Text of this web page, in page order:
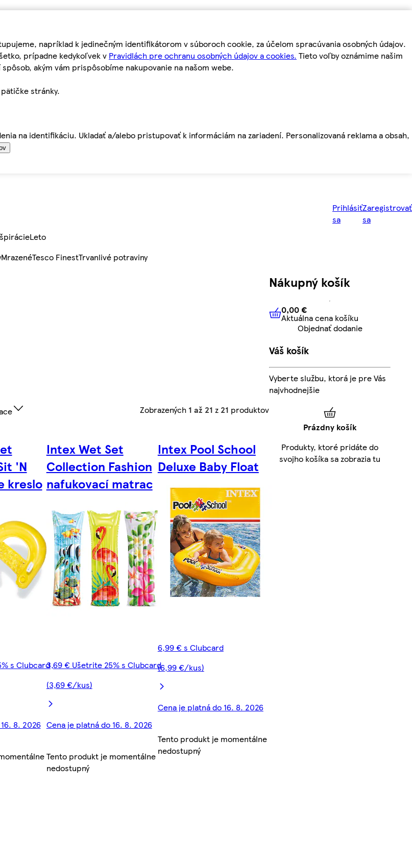
napríklad k jedinečným identifikátorom v súboroch cookie, za účelom spracúvania osobných údajov.
prípadne kedykoľvek v Pravidlách pre ochranu osobných údajov a cookies. Tieto voľby oznámime našim
akým vám prispôsobíme nakupovanie na našom webe.
stránky.
na identifikáciu. Ukladať a/alebo pristupovať k informáciám na zariadení. Personalizovaná reklama a obsah,
Prihlásiť
sa
Zaregistrovať
sa
Leto
MrazenéTesco FinestTrvanlivé potraviny
Zobrazených 1 až 21 z 21 produktov
'N
kreslo
s Clubcard
8. 2026
Intex Wet Set
Collection Fashion
nafukovací matrac
3,69 € Ušetrite 25% s Clubcard
(3,69 €/kus)
Cena je platná do 16. 8. 2026
Tento produkt je momentálne
nedostupný
Intex Pool School
Deluxe Baby Float
6,99 € s Clubcard
(6,99 €/kus)
Cena je platná do 16. 8. 2026
Tento produkt je momentálne
nedostupný
Nákupný košík
0,00 € Aktuálna cena košíku
0,00 €
Aktuálna cena košíku
Objednať dodanie
Váš košík
Vyberte službu, ktorá je pre Vás
najvhodnejšie
Prázdny košík
Produkty, ktoré pridáte do
svojho košíka sa zobrazia tu